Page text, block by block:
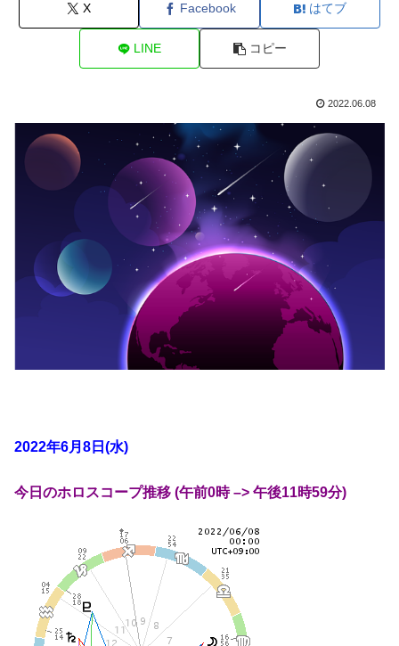
X Facebook はてブ
LINE コピー
2022.06.08
2022年6月8日(水)
今日のホロスコープ推移 (午前0時 –> 午後11時59分)